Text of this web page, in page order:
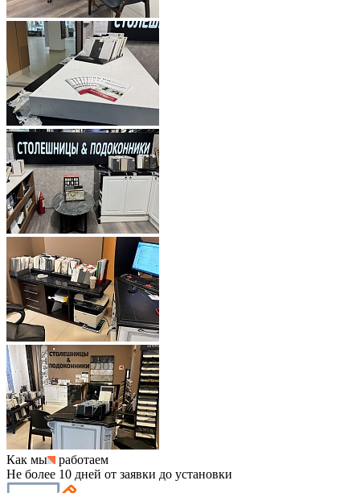
Как мы
работаем
Не более 10 дней от заявки до установки